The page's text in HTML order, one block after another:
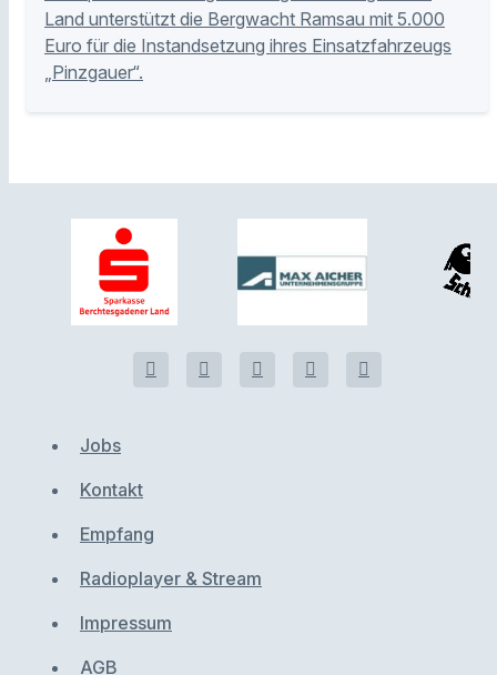
Land unterstützt die Bergwacht Ramsau mit 5.000
Euro für die Instandsetzung ihres Einsatzfahrzeugs
„Pinzgauer“.
Jobs
Kontakt
Empfang
Radioplayer & Stream
Impressum
AGB